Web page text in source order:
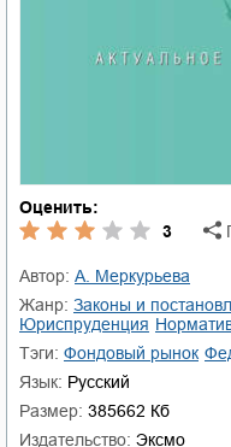
Оценить:
3
Автор:
А. Меркурьева
Жанр:
законы и
юриспруденция
Тэги:
фондовый рынок
Язык: Русский
Размер: 385662 Кб
Издательство: Эксмо